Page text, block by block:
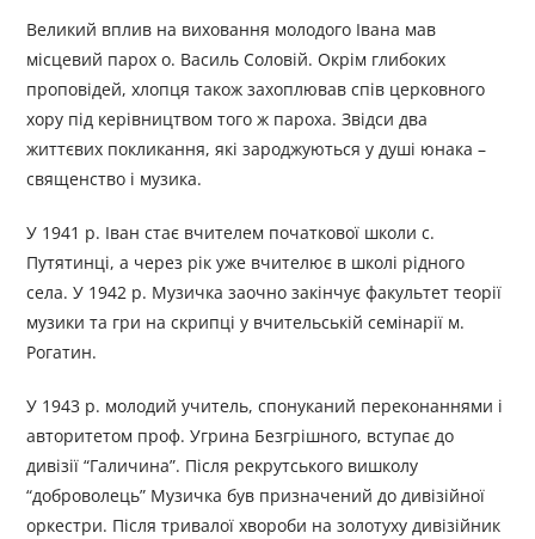
Великий вплив на виховання молодого Івана мав
місцевий парох о. Василь Соловій. Окрім глибоких
проповідей, хлопця також захоплював спів церковного
хору під керівництвом того ж пароха. Звідси два
життєвих покликання, які зароджуються у душі юнака –
священство і музика.
У 1941 р. Іван стає вчителем початкової школи с.
Путятинці, а через рік уже вчителює в школі рідного
села. У 1942 р. Музичка заочно закінчує факультет теорії
музики та гри на скрипці у вчительській семінарії м.
Рогатин.
У 1943 р. молодий учитель, спонуканий переконаннями і
авторитетом проф. Угрина Безгрішного, вступає до
дивізії “Галичина”. Після рекрутського вишколу
“доброволець” Музичка був призначений до дивізійної
оркестри. Після тривалої хвороби на золотуху дивізійник